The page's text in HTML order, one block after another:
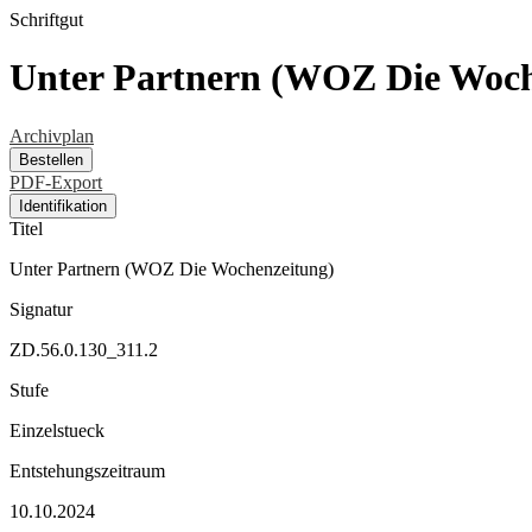
Schriftgut
Unter Partnern (WOZ Die
Archivplan
Bestellen
PDF-Export
Identifikation
Titel
Unter Partnern (WOZ Die Wochenzeitung)
Signatur
ZD.56.0.130_311.2
Stufe
Einzelstueck
Entstehungszeitraum
10.10.2024